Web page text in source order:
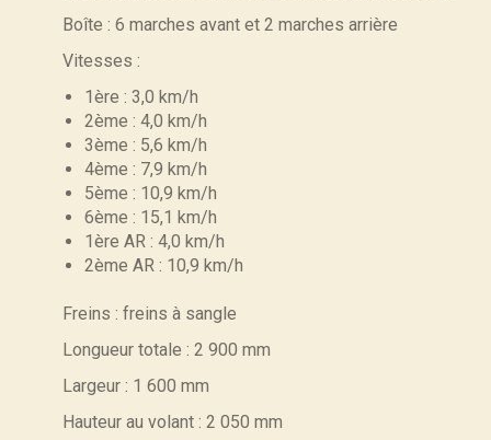
Boîte : 6 marches avant et 2 marches arrière
Vitesses :
1ère : 3,0 km/h
2ème : 4,0 km/h
3ème : 5,6 km/h
4ème : 7,9 km/h
5ème : 10,9 km/h
6ème : 15,1 km/h
1ère AR : 4,0 km/h
2ème AR : 10,9 km/h
Freins : freins à sangle
Longueur totale : 2 900 mm
Largeur : 1 600 mm
Hauteur au volant : 2 050 mm